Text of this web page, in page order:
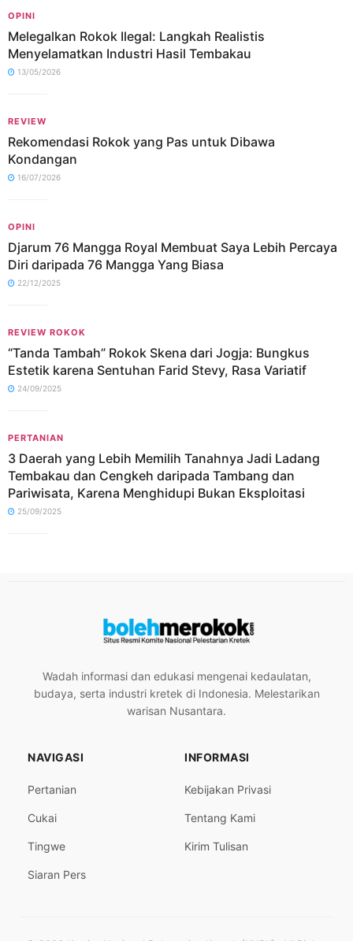
OPINI
Melegalkan Rokok Ilegal: Langkah Realistis
Menyelamatkan Industri Hasil Tembakau
13/05/2026
REVIEW
Rekomendasi Rokok yang Pas untuk Dibawa
Kondangan
16/07/2026
OPINI
Djarum 76 Mangga Royal Membuat Saya Lebih Percaya
Diri daripada 76 Mangga Yang Biasa
22/12/2025
REVIEW ROKOK
“Tanda Tambah” Rokok Skena dari Jogja: Bungkus
Estetik karena Sentuhan Farid Stevy, Rasa Variatif
24/09/2025
PERTANIAN
3 Daerah yang Lebih Memilih Tanahnya Jadi Ladang
Tembakau dan Cengkeh daripada Tambang dan
Pariwisata, Karena Menghidupi Bukan Eksploitasi
25/09/2025
Wadah informasi dan edukasi mengenai kedaulatan,
budaya, serta industri kretek di Indonesia. Melestarikan
warisan Nusantara.
NAVIGASI
Pertanian
Cukai
Tingwe
Siaran Pers
INFORMASI
Kebijakan Privasi
Tentang Kami
Kirim Tulisan